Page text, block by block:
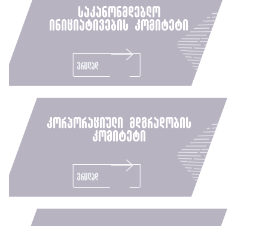
საკანონმდებლო
ინიციატივების კომიტეტი
ვრცლად
კორპორაციული მდგრადობის
კომიტეტი
ვრცლად